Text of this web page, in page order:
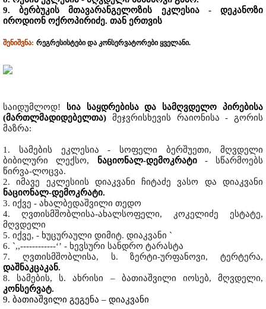
9. ბერბუკის მთავარანგელოზის ეკლესია - დეკანოზი
იროდიონ ოქროპირიძე. თან ერთვის
შენიშვნა: რეგრესისტები და კონსერვატორები ყველანი.
საიდუმლოდ! სია საყდრებისა და სამღვდელო პირებისა
(მართლმადიდებელთა) მეჯვრისხევის რაიონისა - გორის
მაზრა:
1. სამების ეკლესია - სოფელი ბერშუეთი, მღვდელი
ბიბილური ლექსო, ნაციონალ-დემოკრატი- სწარმოებს
წირვა-ლოცვა.
2. იმავე ეკლესიის დიაკვანი ჩიტაძე ვასო და დიაკვანი
ნაციონალ-დემოკრატი.
3. იქვე - ახალბედაშვილი თედო
4. ღვთისმშობლისა-ახალსოფელი, კოკელიძე ესტატე,
მღვდელი
5. იქვე, - ხუცურაული დიმიტ. დიაკვანი `
6. `,,------------‘’ - ხევსური სანდრო ტარასტა
7. ღვთისმშობლისა, ს. ზერტი-ურფანოვი, ტერტერა,
დაშნაკცაკან.
8. სამების, ს. ახრისი – ბათიაშვილი იოსებ, მღვდელი,
კონსერვატ.
9. ბათიაშვილი გეგენა – დიაკვანი